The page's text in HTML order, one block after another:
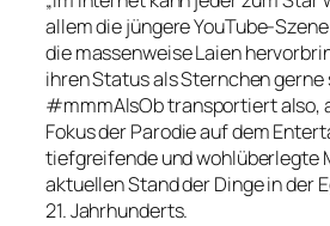
allem die jüngere YouTube-
die massenweise Laien
ihren Status als Sternchen
#mmmAlsObtransportiert also,
Fokus der Parodie auf dem
tiefgreifende und wohlüberlegte
aktuellen Stand der Dinge in der
21. Jahrhunderts.